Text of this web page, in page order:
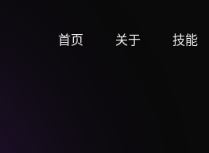
首页 关于 技能